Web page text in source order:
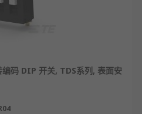
路板。
开关因需集成在电路板
模块选择功能模式等；
如面板式）更适合外部
拆解设备接触电路
码 DIP 开关, TDS系列, 表面安